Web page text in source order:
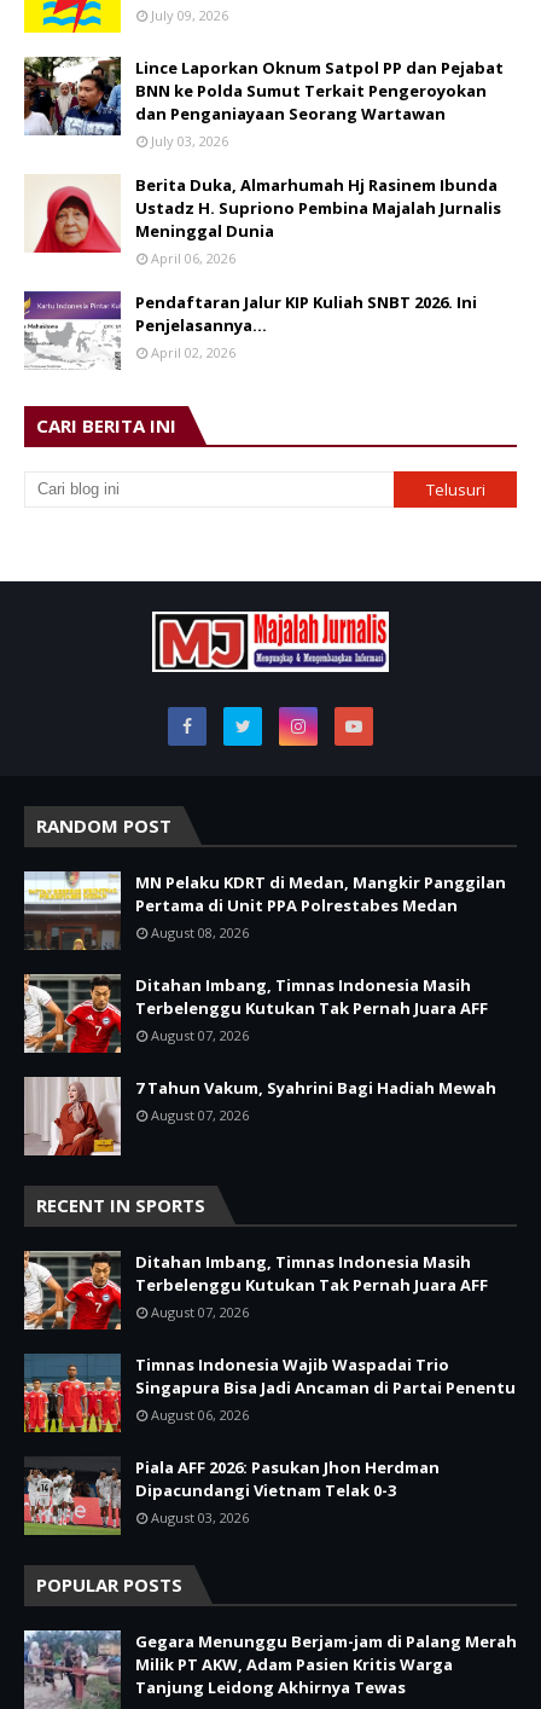
July 09, 2026
Lince Laporkan Oknum Satpol PP dan Pejabat
BNN ke Polda Sumut Terkait Pengeroyokan
dan Penganiayaan Seorang Wartawan
July 03, 2026
Berita Duka, Almarhumah Hj Rasinem Ibunda
Ustadz H. Supriono Pembina Majalah Jurnalis
Meninggal Dunia
April 06, 2026
Pendaftaran Jalur KIP Kuliah SNBT 2026. Ini
Penjelasannya…
April 02, 2026
CARI BERITA INI
RANDOM POST
MN Pelaku KDRT di Medan, Mangkir Panggilan
Pertama di Unit PPA Polrestabes Medan
August 08, 2026
Ditahan Imbang, Timnas Indonesia Masih
Terbelenggu Kutukan Tak Pernah Juara AFF
August 07, 2026
7 Tahun Vakum, Syahrini Bagi Hadiah Mewah
August 07, 2026
RECENT IN SPORTS
Ditahan Imbang, Timnas Indonesia Masih
Terbelenggu Kutukan Tak Pernah Juara AFF
August 07, 2026
Timnas Indonesia Wajib Waspadai Trio
Singapura Bisa Jadi Ancaman di Partai Penentu
August 06, 2026
Piala AFF 2026: Pasukan Jhon Herdman
Dipacundangi Vietnam Telak 0-3
August 03, 2026
POPULAR POSTS
Gegara Menunggu Berjam-jam di Palang Merah
Milik PT AKW, Adam Pasien Kritis Warga
Tanjung Leidong Akhirnya Tewas